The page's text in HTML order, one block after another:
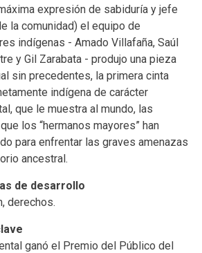
expresión de sabiduría y jefe
la comunidad) el equipo de
indígenas - Amado Villafaña, Saúl
y Gil Zarabata - produjo una pieza
sin precedentes, la primera cinta
indígena de carácter
que le muestra al mundo, las
los “hermanos mayores” han
para enfrentar las graves amenazas
ancestral.
de desarrollo
derechos.
ganó el Premio del Público del